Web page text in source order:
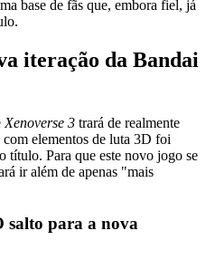
base de fãs que, embora fiel, já
iteração da Bandai
Xenoverse 3 trará de realmente
elementos de luta 3D foi
título. Para que este novo jogo se
ir além de apenas "mais
salto para a nova